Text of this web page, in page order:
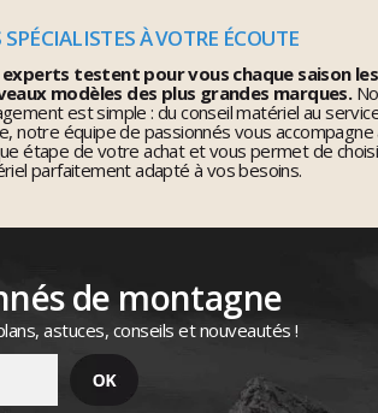
SPÉCIALISTES À VOTRE ÉCOUTE
testent pour vous chaque saison les
modèles des plus grandes marques.
est simple : du conseil matériel au
notre équipe de passionnés vous accompagne
étape de votre achat et vous permet de
parfaitement adapté à vos besoins.
de montagne
astuces, conseils et nouveautés !